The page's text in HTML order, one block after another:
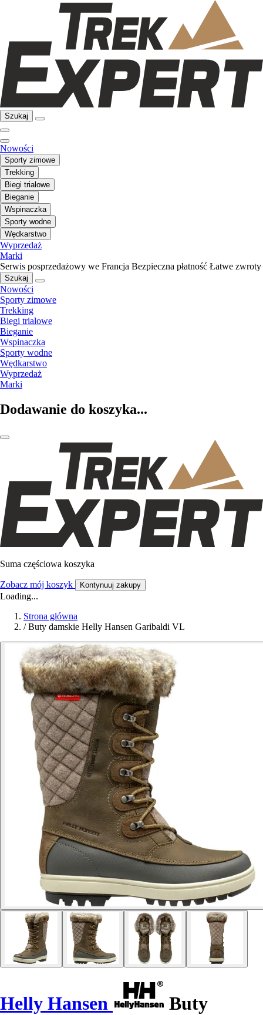
Szukaj
Nowości
Sporty zimowe
Trekking
Biegi trialowe
Bieganie
Wspinaczka
Sporty wodne
Wędkarstwo
Wyprzedaż
Marki
Serwis posprzedażowy we Francja Bezpieczna płatność Łatwe zwroty
Szukaj
Nowości
Sporty zimowe
Trekking
Biegi trialowe
Bieganie
Wspinaczka
Sporty wodne
Wędkarstwo
Wyprzedaż
Marki
Dodawanie do koszyka...
Suma częściowa koszyka
Zobacz mój koszyk Kontynuuj zakupy
Loading...
Strona główna
/ Buty damskie Helly Hansen Garibaldi VL
Helly Hansen
Buty